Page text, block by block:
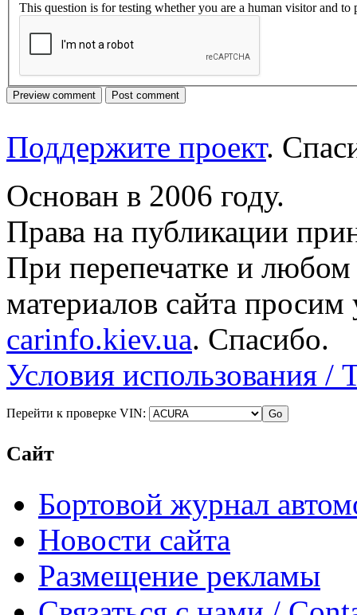
This question is for testing whether you are a human visitor and to
Поддержите проект.
Основан в 2006 году.
Права на публикации
При перепечатке и
материалов сайта просим
carinfo.kiev.ua. Спасибо.
Условия использования /
Перейти к проверке VIN:
Сайт
Бортовой журнал
Новости сайта
Размещение рекламы